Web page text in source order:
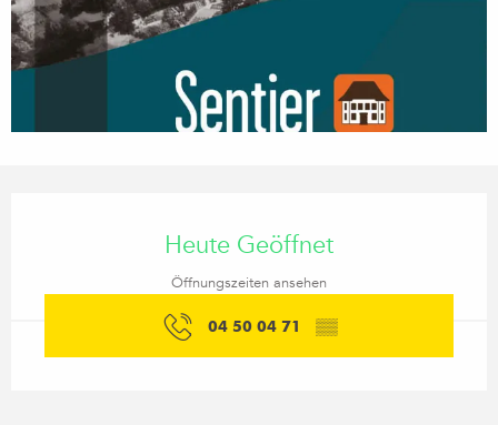
Heute Geöffnet
Öffnungszeiten ansehen
04 50 04 71 ▒▒